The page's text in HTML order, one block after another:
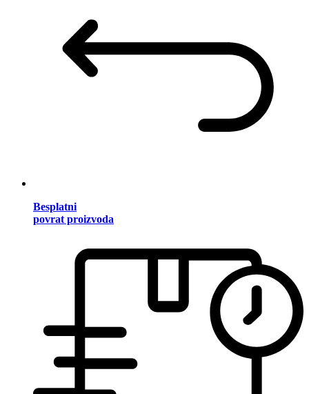
Besplatni
povrat proizvoda